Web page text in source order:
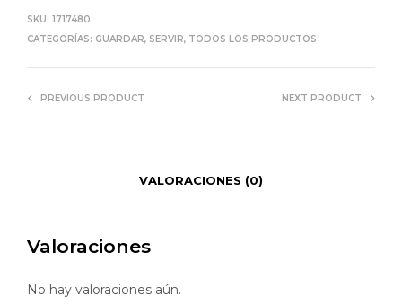
SKU: 1717480
CATEGORÍAS: GUARDAR, SERVIR, TODOS LOS PRODUCTOS
PREVIOUS PRODUCT NEXT PRODUCT
VALORACIONES (0)
Valoraciones
No hay valoraciones aún.